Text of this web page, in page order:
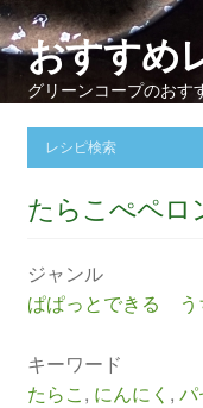
おすすめ
グリーンコープのおす
たらこぺペロ
ジャンル
ぱぱっとできる う
キーワード
たらこ, にんにく , パ